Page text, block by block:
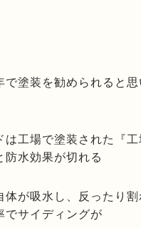
で塗装を勧められると
は工場で塗装された『
水効果が切れる
体が吸水し、反ったり
でサイディングが